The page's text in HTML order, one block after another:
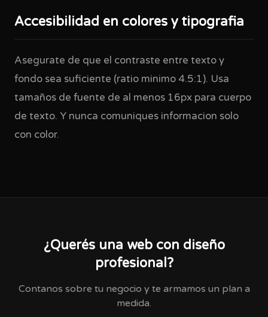
Accesibilidad en colores y tipografia
Asegurate de que el contraste entre texto y
fondo sea suficiente (ratio minimo 4.5:1). Usa
tamaños de fuente de al menos 16px para cuerpo
de texto. Y nunca comuniques informacion solo
con color.
¿Querés una web con diseño
profesional?
Contanos sobre tu negocio y te armamos un plan a
medida.